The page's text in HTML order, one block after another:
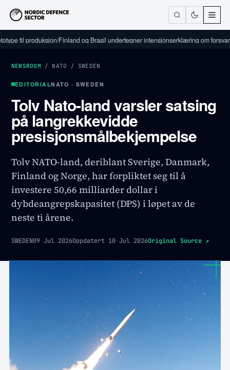
produksjon/Finland og Brasil undertegner intensjonserklæring om
NEWSROOM / NATO / SWEDEN
EDITORIALNATO · SWEDEN
Tolv Nato-land varsler satsing
på langrekkevidde
presisjonsmålbekjempelse
Tolv NATO-land, deriblant Sverige, Danmark,
Finland og Norge, har forpliktet seg til å
investere 50,66 milliarder dollar i
dybdeangrepskapasitet (DPS) i løpet av de
neste ti årene.
SWEDEN09 Jul 2026Oppdatert 10 Jul 2026Original Source ↗